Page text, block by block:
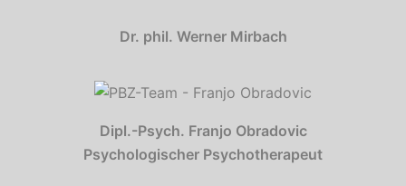
Dr. phil. Werner Mirbach
Dipl.-Psych. Franjo Obradovic
Psychologischer Psychotherapeut